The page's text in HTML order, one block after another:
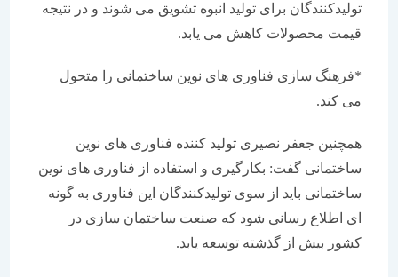
تولیدکنندگان برای تولید انبوه تشویق می شوند و در نتیجه
قیمت محصولات کاهش می یابد.
*فرهنگ سازی فناوری های نوین ساختمانی را متحول
می کند.
همچنین جعفر نصیری تولید کننده فناوری های نوین
ساختمانی گفت: بکارگیری و استفاده از فناوری های نوین
ساختمانی باید از سوی تولیدکنندگان این فناوری به گونه
ای اطلاع رسانی شود که صنعت ساختمان سازی در
کشور بیش از گذشته توسعه یابد.